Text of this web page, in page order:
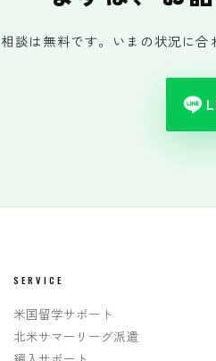
相談は無料です。いまの状況に合
SERVICE
米国留学サポート
北米サマーリーグ派遣